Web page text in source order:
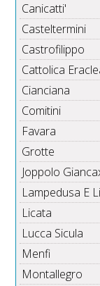
Canicatti'
Casteltermini
Castrofilippo
Cattolica
Cianciana
Comitini
Favara
Grotte
Joppolo
Lampedusa E
Licata
Lucca Sicula
Menfi
Montallegro